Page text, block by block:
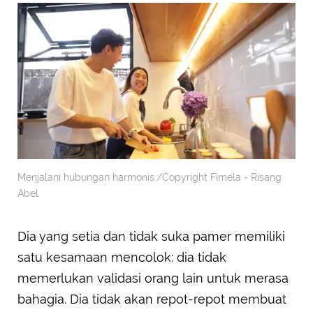
Menjalani hubungan harmonis./Copyright Fimela - Risang
Abel
Dia yang setia dan tidak suka pamer memiliki
satu kesamaan mencolok: dia tidak
memerlukan validasi orang lain untuk merasa
bahagia. Dia tidak akan repot-repot membuat